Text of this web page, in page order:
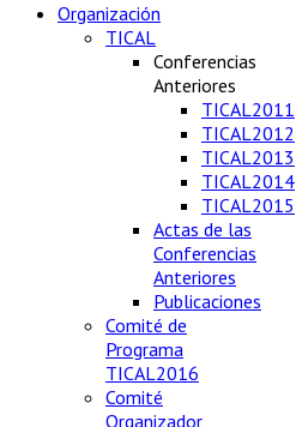
Organización
TICAL
Conferencias
Anteriores
TICAL2011
TICAL2012
TICAL2013
TICAL2014
TICAL2015
Actas de las
Conferencias
Anteriores
Publicaciones
Comité de
Programa
TICAL2016
Comité
Organizador